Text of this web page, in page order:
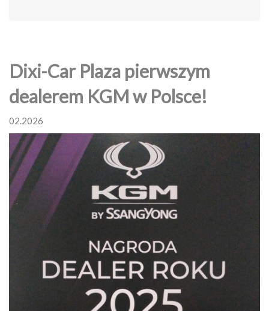
Dixi-Car Plaza pierwszym
dealerem KGM w Polsce!
02.2026